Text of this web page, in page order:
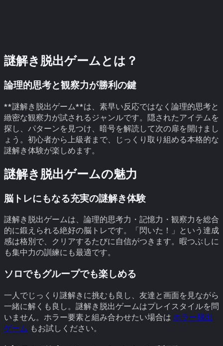
謎解き脱出ゲームとは？
論理的思考と観察力が勝利の鍵
**謎解き脱出ゲーム**は、素早い反応ではなく論理的思考と
緻密な観察力が試されるジャンルです。隠されたアイテムを
探し、パターンを見つけ、暗号を解読して次の扉を開けまし
ょう。初心者から上級者まで、じっくり取り組める本格的な
謎解き体験が楽しめます。
謎解き脱出ゲームの魅力
脳トレにもなる充実の謎解き体験
謎解き脱出ゲームは、論理的思考力・記憶力・観察力を総合
的に鍛えられる絶好の脳トレです。「閃いた！」という達成
感は格別で、クリアするたびに自信がつきます。暇つぶしに
も集中力の訓練にも最適です。
ソロでもグループでも楽しめる
一人でじっくり謎解きに挑むも良し、友達と画面を見ながら
一緒に解くも良し。謎解き脱出ゲームはプレイスタイルを問
いません。ホラー要素と組み合わせたい場合は ホラー脱出
ゲーム もお試しください。